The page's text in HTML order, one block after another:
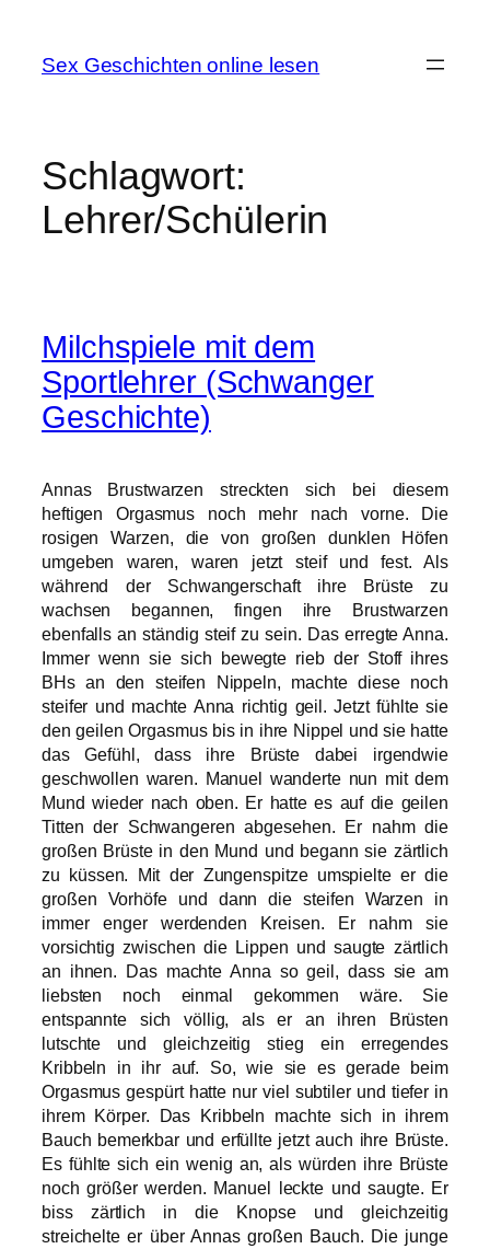
springen
Sex Geschichten online lesen
Schlagwort:
Lehrer/Schülerin
Milchspiele mit dem
Sportlehrer (Schwanger
Geschichte)
Annas Brustwarzen streckten sich bei diesem
heftigen Orgasmus noch mehr nach vorne. Die
rosigen Warzen, die von großen dunklen Höfen
umgeben waren, waren jetzt steif und fest. Als
während der Schwangerschaft ihre Brüste zu
wachsen begannen, fingen ihre Brustwarzen
ebenfalls an ständig steif zu sein. Das erregte Anna.
Immer wenn sie sich bewegte rieb der Stoff ihres
BHs an den steifen Nippeln, machte diese noch
steifer und machte Anna richtig geil. Jetzt fühlte sie
den geilen Orgasmus bis in ihre Nippel und sie hatte
das Gefühl, dass ihre Brüste dabei irgendwie
geschwollen waren. Manuel wanderte nun mit dem
Mund wieder nach oben. Er hatte es auf die geilen
Titten der Schwangeren abgesehen. Er nahm die
großen Brüste in den Mund und begann sie zärtlich
zu küssen. Mit der Zungenspitze umspielte er die
großen Vorhöfe und dann die steifen Warzen in
immer enger werdenden Kreisen. Er nahm sie
vorsichtig zwischen die Lippen und saugte zärtlich
an ihnen. Das machte Anna so geil, dass sie am
liebsten noch einmal gekommen wäre. Sie
entspannte sich völlig, als er an ihren Brüsten
lutschte und gleichzeitig stieg ein erregendes
Kribbeln in ihr auf. So, wie sie es gerade beim
Orgasmus gespürt hatte nur viel subtiler und tiefer in
ihrem Körper. Das Kribbeln machte sich in ihrem
Bauch bemerkbar und erfüllte jetzt auch ihre Brüste.
Es fühlte sich ein wenig an, als würden ihre Brüste
noch größer werden. Manuel leckte und saugte. Er
biss zärtlich in die Knopse und gleichzeitig
streichelte er über Annas großen Bauch. Die junge